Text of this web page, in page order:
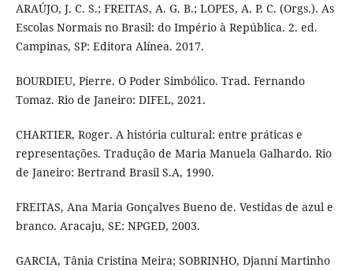
ARAÚJO, J. C. S.; FREITAS, A. G. B.; LOPES, A. P. C. (Orgs.). As
Escolas Normais no Brasil: do Império à República. 2. ed.
Campinas, SP: Editora Alínea. 2017.
BOURDIEU, Pierre. O Poder Simbólico. Trad. Fernando
Tomaz. Rio de Janeiro: DIFEL, 2021.
CHARTIER, Roger. A história cultural: entre práticas e
representações. Tradução de Maria Manuela Galhardo. Rio
de Janeiro: Bertrand Brasil S.A, 1990.
FREITAS, Ana Maria Gonçalves Bueno de. Vestidas de azul e
branco. Aracaju, SE: NPGED, 2003.
GARCIA, Tânia Cristina Meira; SOBRINHO, Djanní Martinho